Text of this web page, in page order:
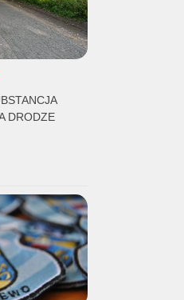
DRODZE